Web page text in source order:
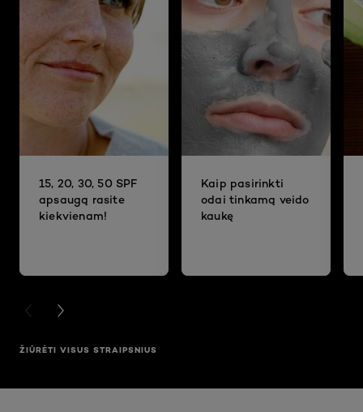
15, 20, 30, 50 SPF
apsaugą rasite
kiekvienam!
Kaip pasirinkti
odai tinkamą veido
kaukę
PREVIOUS CARD
NEXT CARD
ŽIŪRĖTI VISUS STRAIPSNIUS